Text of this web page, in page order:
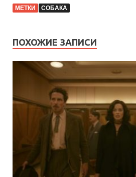
МЕТКИ СОБАКА
ПОХОЖИЕ ЗАПИСИ